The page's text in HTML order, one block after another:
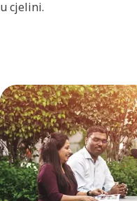
u cjelini.